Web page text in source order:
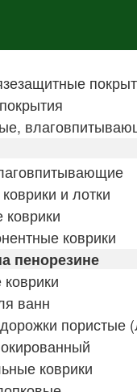
и лотки
коврики
пенорезине
ванн
пористые
коврики